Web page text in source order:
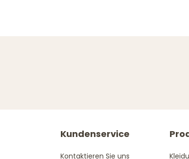
Kundenservice
Kontaktieren Sie uns